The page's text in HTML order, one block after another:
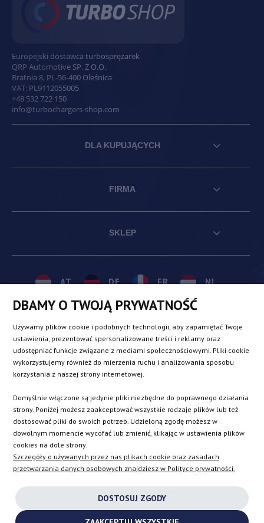
Europejski dostawca turbosprężarek
QRP Automotive SP. Z O.O.
Bratnia 8, PL -56-400 Oleśnica
VAT: PL9112055005
+48 532 722 150
info@turbochargers-shop.com
DLA KUPUJĄCYCH
FIRMA
SKLEP
AT
CZ
DE
ES
FR
IT
NL
SE
SK
FACEBOOK
DBAMY O TWOJĄ PRYWATNOŚĆ
Używamy plików cookie i podobnych technologii, aby zapamiętać Twoje
ustawienia, prezentować spersonalizowane treści i reklamy oraz
udostępniać funkcje związane z mediami społecznościowymi. Pliki cookie
wykorzystujemy również do mierzenia ruchu i analizowania sposobu
korzystania z naszej strony internetowej.
Domyślnie włączone są jedynie pliki niezbędne do poprawnego działania
strony. Poniżej możesz zaakceptować wszystkie rodzaje plików lub też
dostosować pliki do swoich potrzeb. Udzieloną zgodę możesz w
dowolnym momencie wycofać lub zmienić, klikając w ustawienia plików
cookies na dole strony.
Szczegóły o używanych przez nas plikach cookie oraz zasadach
przetwarzania danych osobowych znajdziesz w Polityce prywatności.
DOSTOSUJ ZGODY